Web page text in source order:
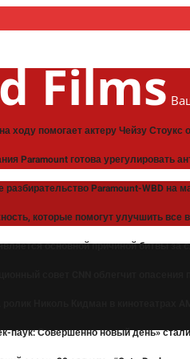
ходу помогает актеру Чейзу
Paramount готова урегулировать
Paramount-WBD на
которые помогут улучшить все
основной причиной битвы за
совет CNN облегчит опасения
Николь Кидман в кинотеатрах
паук: Совершенно новый день»
Films